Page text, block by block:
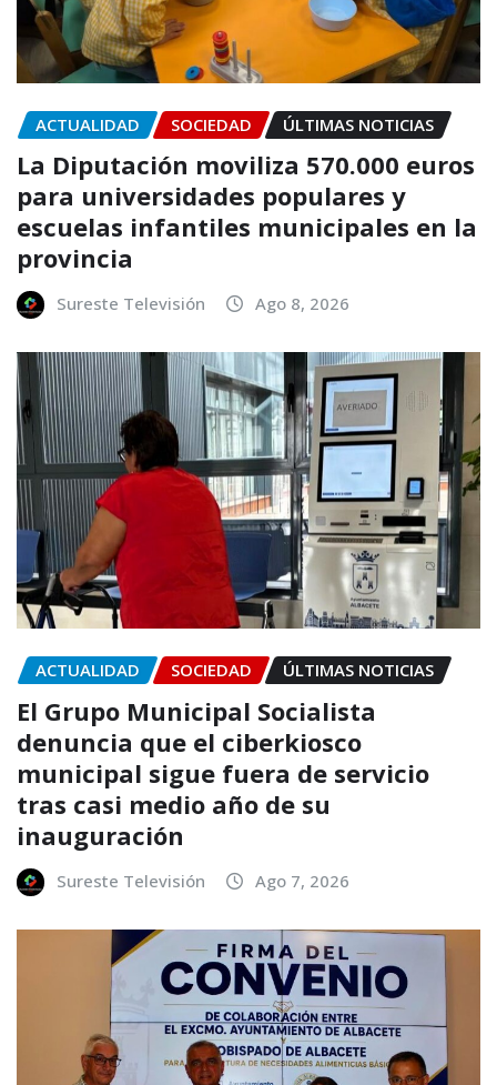
ACTUALIDAD SOCIEDAD ÚLTIMAS NOTICIAS
La Diputación moviliza 570.000 euros
para universidades populares y
escuelas infantiles municipales en la
provincia
Sureste Televisión Ago 8, 2026
ACTUALIDAD SOCIEDAD ÚLTIMAS NOTICIAS
El Grupo Municipal Socialista
denuncia que el ciberkiosco
municipal sigue fuera de servicio
tras casi medio año de su
inauguración
Sureste Televisión Ago 7, 2026